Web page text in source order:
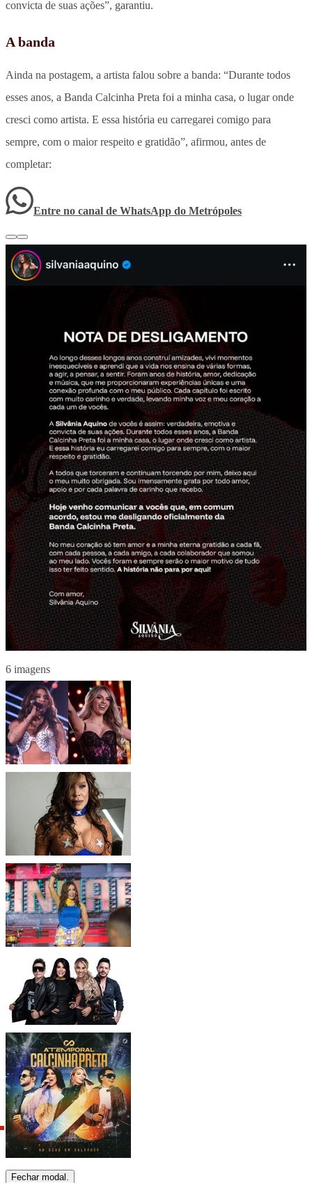
convicta de suas ações”, garantiu.
A banda
Ainda na postagem, a artista falou sobre a banda: “Durante todos
esses anos, a Banda Calcinha Preta foi a minha casa, o lugar onde
cresci como artista. E essa história eu carregarei comigo para
sempre, com o maior respeito e gratidão”, afirmou, antes de
completar:
Entre no canal de WhatsApp do Metrópoles
6 imagens
Fechar modal.